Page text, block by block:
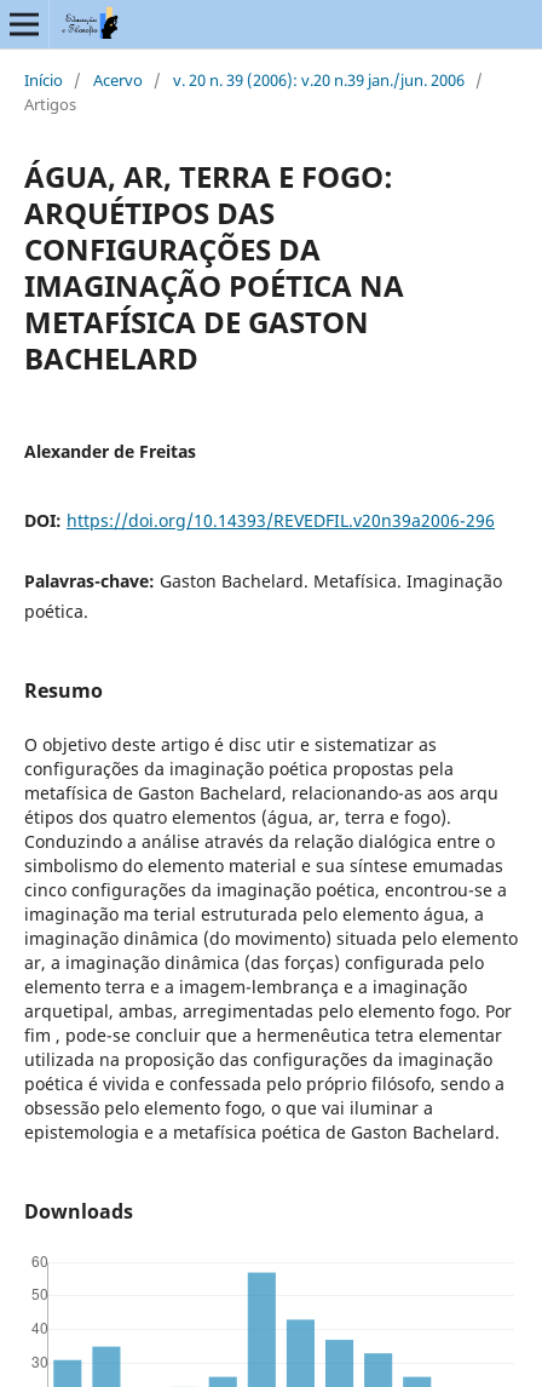
Início / Acervo / v. 20 n. 39 (2006): v.20 n.39 jan./jun. 2006 /
Artigos
ÁGUA, AR, TERRA E FOGO:
ARQUÉTIPOS DAS
CONFIGURAÇÕES DA
IMAGINAÇÃO POÉTICA NA
METAFÍSICA DE GASTON
BACHELARD
Alexander de Freitas
DOI: https://doi.org/10.14393/REVEDFIL.v20n39a2006-296
Palavras-chave: Gaston Bachelard. Metafísica. Imaginação
poética.
Resumo
O objetivo deste artigo é disc utir e sistematizar as
configurações da imaginação poética propostas pela
metafísica de Gaston Bachelard, relacionando-as aos arqu
étipos dos quatro elementos (água, ar, terra e fogo).
Conduzindo a análise através da relação dialógica entre o
simbolismo do elemento material e sua síntese emumadas
cinco configurações da imaginação poética, encontrou-se a
imaginação ma terial estruturada pelo elemento água, a
imaginação dinâmica (do movimento) situada pelo elemento
ar, a imaginação dinâmica (das forças) configurada pelo
elemento terra e a imagem-lembrança e a imaginação
arquetipal, ambas, arregimentadas pelo elemento fogo. Por
fim , pode-se concluir que a hermenêutica tetra elementar
utilizada na proposição das configurações da imaginação
poética é vivida e confessada pelo próprio filósofo, sendo a
obsessão pelo elemento fogo, o que vai iluminar a
epistemologia e a metafísica poética de Gaston Bachelard.
Downloads